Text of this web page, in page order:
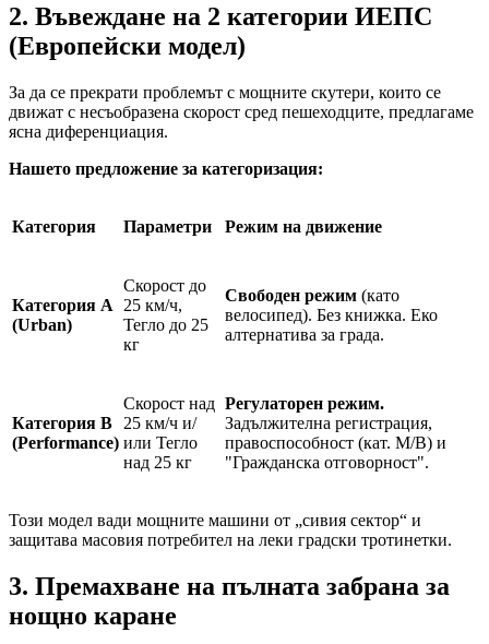
2. Въвеждане на 2 категории ИЕПС
(Европейски модел)
За да се прекрати проблемът с мощните скутери, които се
движат с несъобразена скорост сред пешеходците, предлагаме
ясна диференциация.
Нашето предложение за категоризация:
Категория Параметри Режим на движение
Категория A
(Urban)
Скорост до
25 км/ч,
Тегло до 25
кг
Свободен режим (като
велосипед). Без книжка. Еко
алтернатива за града.
Категория B
(Performance)
Скорост над
25 км/ч и/
или Тегло
над 25 кг
Регулаторен режим.
Задължителна регистрация,
правоспособност (кат. M/B) и
"Гражданска отговорност".
Този модел вади мощните машини от „сивия сектор“ и
защитава масовия потребител на леки градски тротинетки.
3. Премахване на пълната забрана за
нощно каране